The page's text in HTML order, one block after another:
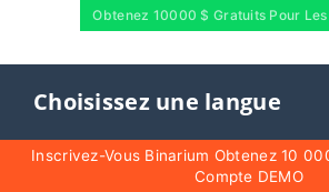
Obtenez 10000 $ Gratuits Pour
Choisissez une langue
English العربيّة
Inscrivez-Vous Binarium Obtenez 10
Compte DEMO